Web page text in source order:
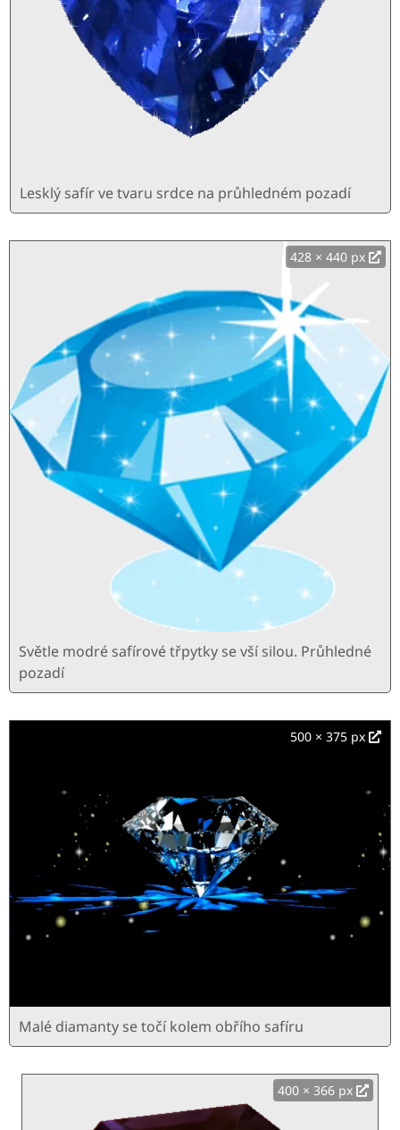
Lesklý safír ve tvaru srdce na průhledném pozadí
428 × 440 px
Světle modré safírové třpytky se vší silou. Průhledné
pozadí
500 × 375 px
Malé diamanty se točí kolem obřího safíru
400 × 366 px